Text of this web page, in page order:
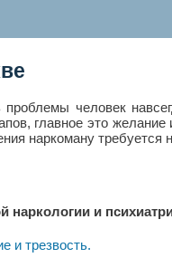
человек
главное это
наркоману требуется
наркологии и
и трезвость.